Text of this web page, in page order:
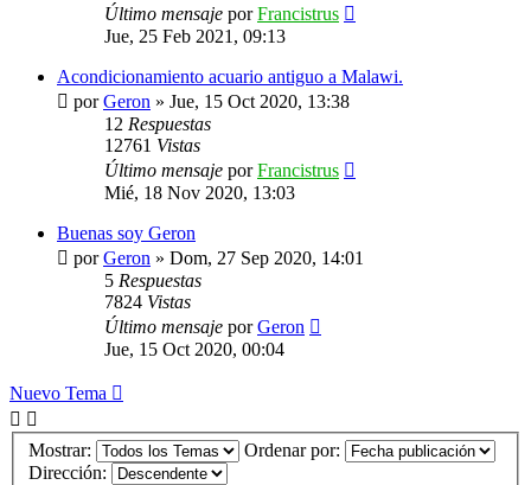
Último mensaje porFrancistrus
Jue, 25 Feb 2021, 09:13
Acondicionamiento acuario antiguo a Malawi.
porGeron » Jue, 15 Oct 2020, 13:38
12 Respuestas
12761 Vistas
Último mensaje porFrancistrus
Mié, 18 Nov 2020, 13:03
Buenas soy Geron
porGeron » Dom, 27 Sep 2020, 14:01
5 Respuestas
7824 Vistas
Último mensaje porGeron
Jue, 15 Oct 2020, 00:04
Nuevo Tema
Mostrar:
Ordenar por:
Dirección: